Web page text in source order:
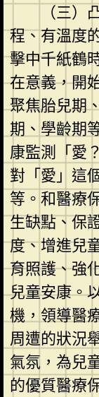
（三）凸
程、有溫度
擊中千紙鶴
在意義，開
聚焦胎兒期
期、學齡期
康監測「愛
對「愛」這
等。和醫療
生缺點、保
度、增進兒
育照護、強
兒童安康。
機，領導醫
周遭的狀況
氣氛，為兒
的優質醫療